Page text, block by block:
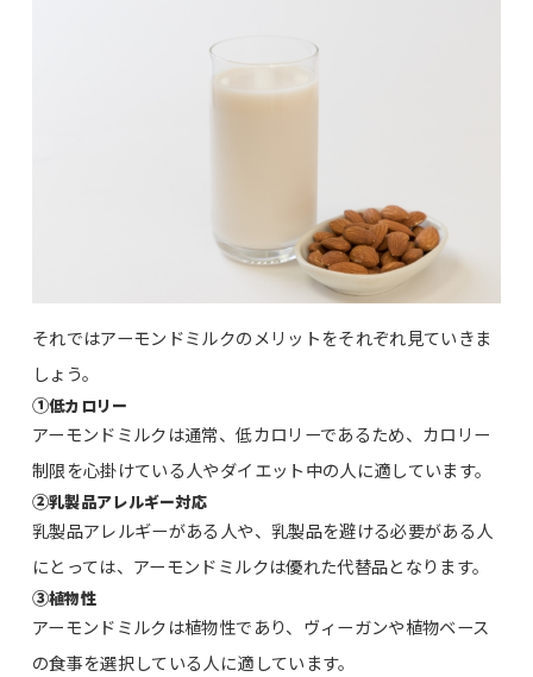
それではアーモンドミルクのメリットをそれぞれ見ていきま
しょう。
①低カロリー
アーモンドミルクは通常、低カロリーであるため、カロリー
制限を心掛けている人やダイエット中の人に適しています。
②乳製品アレルギー対応
乳製品アレルギーがある人や、乳製品を避ける必要がある人
にとっては、アーモンドミルクは優れた代替品となります。
③植物性
アーモンドミルクは植物性であり、ヴィーガンや植物ベース
の食事を選択している人に適しています。